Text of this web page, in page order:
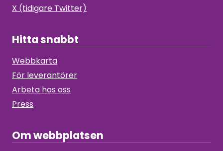
X (tidigare Twitter)
Hitta snabbt
Webbkarta
För leverantörer
Arbeta hos oss
Press
Om webbplatsen